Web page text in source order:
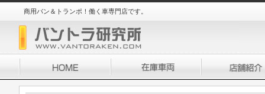
商用バン＆トランポ！働く車専門店です。